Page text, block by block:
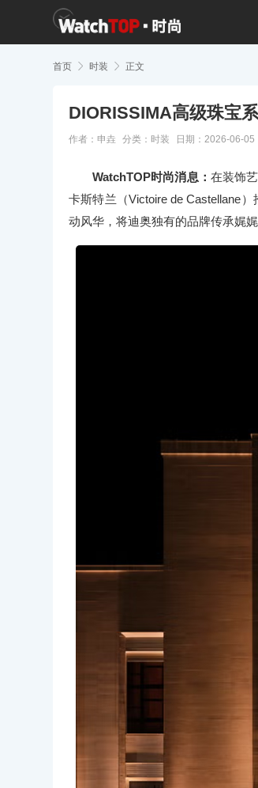
首页  时装  正文
DIORISSIMA高级珠宝
作者：申垚 分类： 时装 日期：2026-06-05
WatchTOP时尚消息： 在装饰
卡斯特兰（Victoire de Castellane
动风华，将迪奥独有的品牌传承娓娓